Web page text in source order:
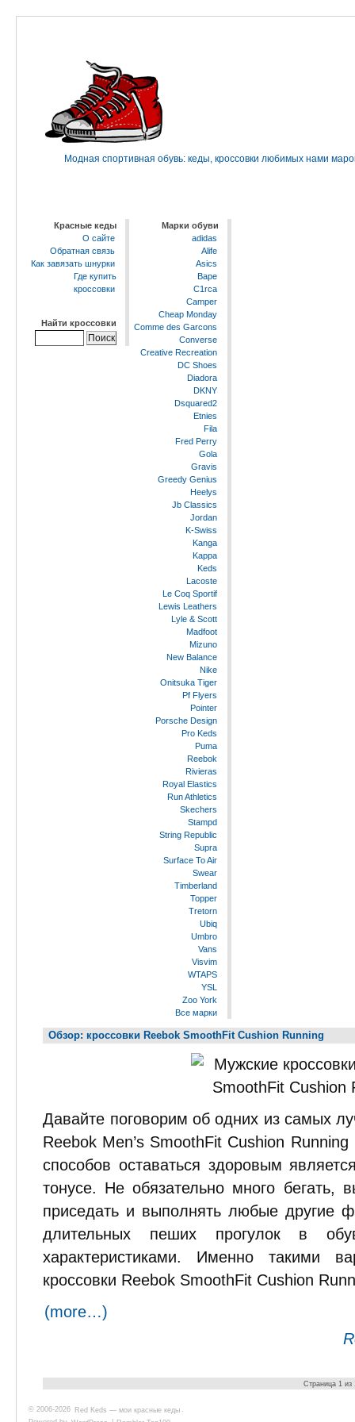
Модная спортивная обувь: кеды, кроссовки любимых нами
Красные кеды
О сайте
Обратная связь
Как завязать шнурки
Где купить
кроссовки
Найти кроссовки
Марки обуви
adidas
Alife
Asics
Bape
C1rca
Camper
Cheap Monday
Comme des Garcons
Converse
Creative Recreation
DC Shoes
Diadora
DKNY
Dsquared2
Etnies
Fila
Fred Perry
Gola
Gravis
Greedy Genius
Heelys
Jb Classics
Jordan
K-Swiss
Kanga
Kappa
Keds
Lacoste
Le Coq Sportif
Lewis Leathers
Lyle & Scott
Madfoot
Mizuno
New Balance
Nike
Onitsuka Tiger
Pf Flyers
Pointer
Porsche Design
Pro Keds
Puma
Reebok
Rivieras
Royal Elastics
Run Athletics
Skechers
Stampd
String Republic
Supra
Surface To Air
Swear
Timberland
Topper
Tretorn
Ubiq
Umbro
Vans
Visvim
WTAPS
YSL
Zoo York
Все марки
Обзор: кроссовки Reebok SmoothFit Cushion Running
Давайте поговорим об одних из самых
Reebok Men’s SmoothFit Cushion
способов оставаться здоровым
тонусе. Не обязательно много бегать,
приседать и выполнять любые другие
длительных пеших прогулок в
характеристиками. Именно такими
кроссовки Reebok SmoothFit Cushion
(more…)
Страница 1 из
© 2006-2026 Red Keds — мои красные кеды .